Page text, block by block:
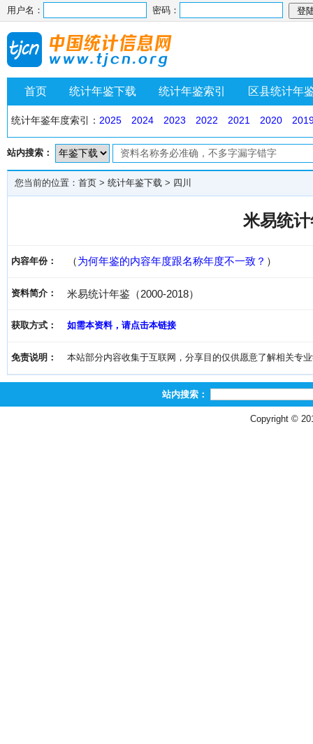
用户名： 密码：
首页 统计年鉴下载 统计年鉴索引 区县统计年
统计年鉴年度索引： 2025 2024 2023 2022 2021 2020
站内搜索：
您当前的位置： 首页 > 统计年鉴下载 > 四川
米易统
内容年份： （为何年鉴的内容年度跟名称年度不一致？ ）
资料简介： 米易统计年鉴（2000-2018）
获取方式： 如需本资料，请点击本链接
免责说明： 本站部分内容收集于互联网，分享目的仅供愿意了解相关专
站内搜索：
Copyright ©